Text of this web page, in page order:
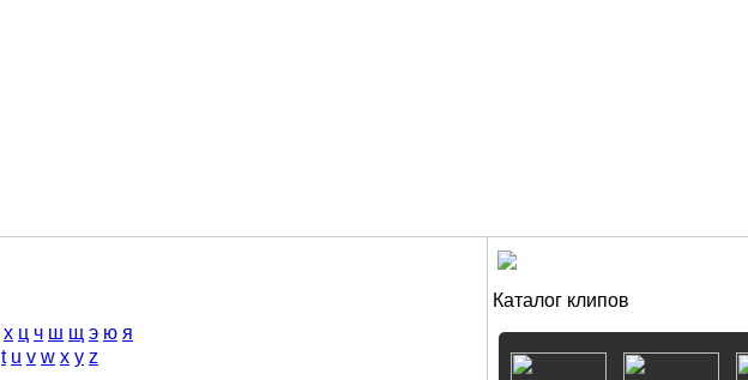
х ц ч ш щ э ю я
t u v w x y z
Каталог клипов